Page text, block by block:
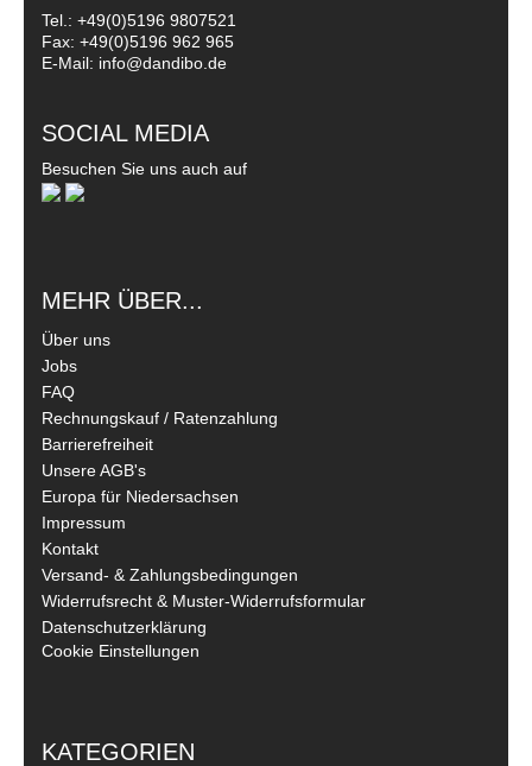
Tel.: +49(0)5196 9807521
Fax: +49(0)5196 962 965
E-Mail: info@dandibo.de
SOCIAL MEDIA
Besuchen Sie uns auch auf
MEHR ÜBER...
Über uns
Jobs
FAQ
Rechnungskauf / Ratenzahlung
Barrierefreiheit
Unsere AGB's
Europa für Niedersachsen
Impressum
Kontakt
Versand- & Zahlungsbedingungen
Widerrufsrecht & Muster-Widerrufsformular
Datenschutzerklärung
Cookie Einstellungen
KATEGORIEN